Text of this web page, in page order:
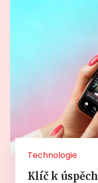
Technologie
Klíč k